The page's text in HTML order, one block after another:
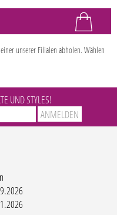
unserer Filialen abholen. Wählen
UND STYLES!